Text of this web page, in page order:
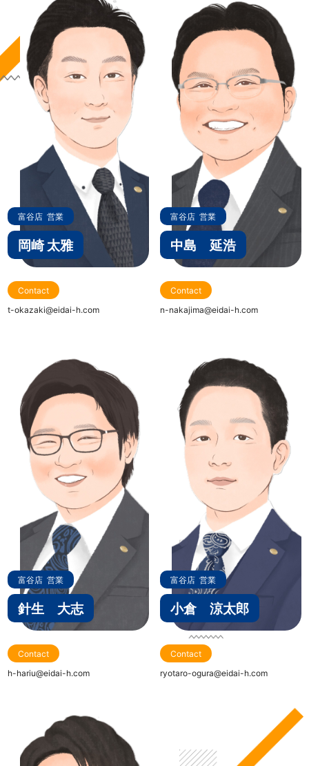
富谷店営業
岡崎 太雅
Contact
t-okazaki@eidai-h.com
富谷店 営業
中島 延浩
Contact
n-nakajima@eidai-h.com
富谷店営業
針生 大志
Contact
h-hariu@eidai-h.com
富谷店 営業
小倉 涼太郎
Contact
ryotaro-ogura@eidai-h.com